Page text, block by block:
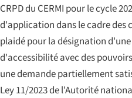
CRPD du CERMI pour le cycle
d'application dans le cadre des
plaidé pour la désignation
d'accessibilité avec des
une demande partiellement
Ley 11/2023 de l'Autorité